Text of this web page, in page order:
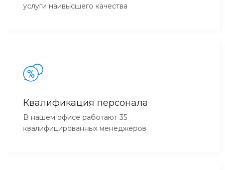
услуги наивысшего качества
Квалификация персонала
В нашем офисе работают 35
квалифицированных менеджеров